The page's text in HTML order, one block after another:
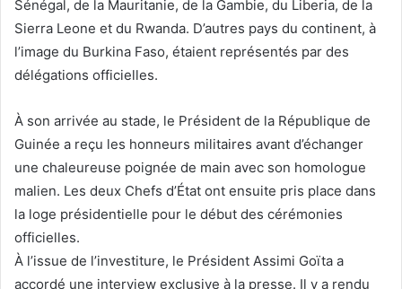
Sénégal, de la Mauritanie, de la Gambie, du Liberia, de la
Sierra Leone et du Rwanda. D’autres pays du continent, à
l’image du Burkina Faso, étaient représentés par des
délégations officielles.
À son arrivée au stade, le Président de la République de
Guinée a reçu les honneurs militaires avant d’échanger
une chaleureuse poignée de main avec son homologue
malien. Les deux Chefs d’État ont ensuite pris place dans
la loge présidentielle pour le début des cérémonies
officielles.
À l’issue de l’investiture, le Président Assimi Goïta a
accordé une interview exclusive à la presse. Il y a rendu